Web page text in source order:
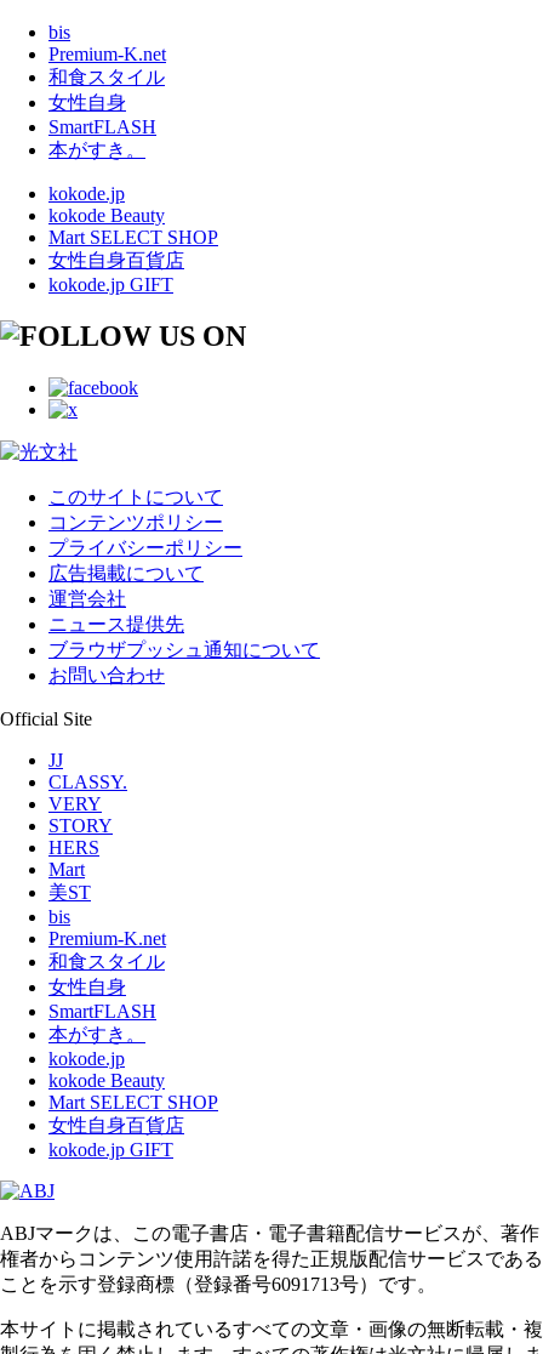
bis
Premium-K.net
和食スタイル
女性自身
SmartFLASH
本がすき。
kokode.jp
kokode Beauty
Mart SELECT SHOP
女性自身百貨店
kokode.jp GIFT
このサイトについて
コンテンツポリシー
プライバシーポリシー
広告掲載について
運営会社
ニュース提供先
ブラウザプッシュ通知について
お問い合わせ
Official Site
JJ
CLASSY.
VERY
STORY
HERS
Mart
美ST
bis
Premium-K.net
和食スタイル
女性自身
SmartFLASH
本がすき。
kokode.jp
kokode Beauty
Mart SELECT SHOP
女性自身百貨店
kokode.jp GIFT
ABJマークは、この電子書店・電子書籍配信サービスが、著作
権者からコンテンツ使用許諾を得た正規版配信サービスである
ことを示す登録商標（登録番号6091713号）です。
本サイトに掲載されているすべての文章・画像の無断転載・複